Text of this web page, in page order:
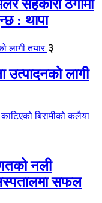
सहकारी ठगीमा
: थापा
३
लागी
नली
सफल